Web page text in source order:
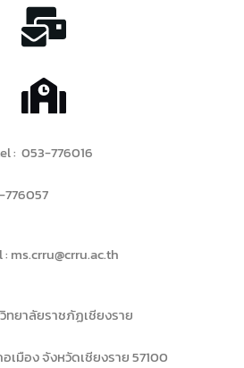
: 053-776016
ms.crru@crru.ac.th
ทยาลัยราชภัฏเชียงราย
เมือง จังหวัดเชียงราย 57100